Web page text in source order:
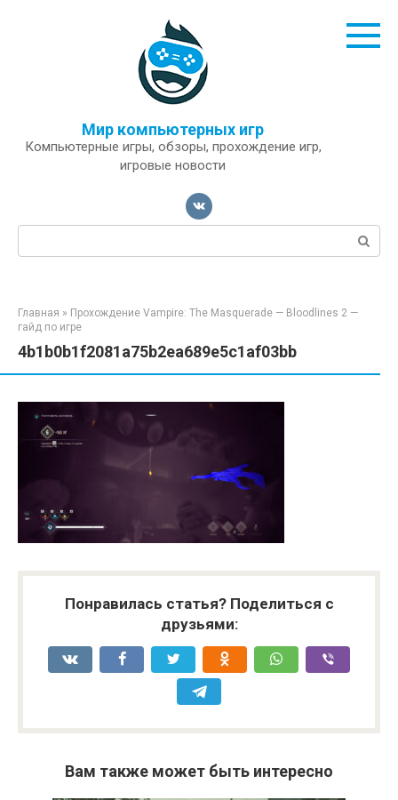
Мир компьютерных игр
Компьютерные игры, обзоры, прохождение игр,
игровые новости
Поиск:
Главная » Прохождение Vampire: The Masquerade — Bloodlines 2 —
гайд по игре
4b1b0b1f2081a75b2ea689e5c1af03bb
Понравилась статья? Поделиться с
друзьями:
Вам также может быть интересно